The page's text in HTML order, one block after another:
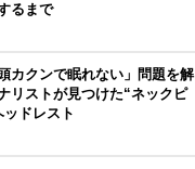
るまで
カクンで眠れない」問題を解
リストが見つけた“ネックピ
ッドレスト